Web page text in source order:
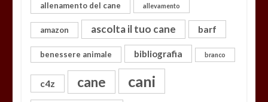
allenamento del cane allevamento
amazon ascolta il tuo cane barf
benessere animale bibliografia branco
c4z cane cani